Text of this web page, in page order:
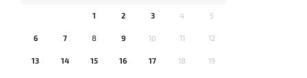
1 2 3 4 5
6 7 8 9 10 11 12
13 14 15 16 17 18 19